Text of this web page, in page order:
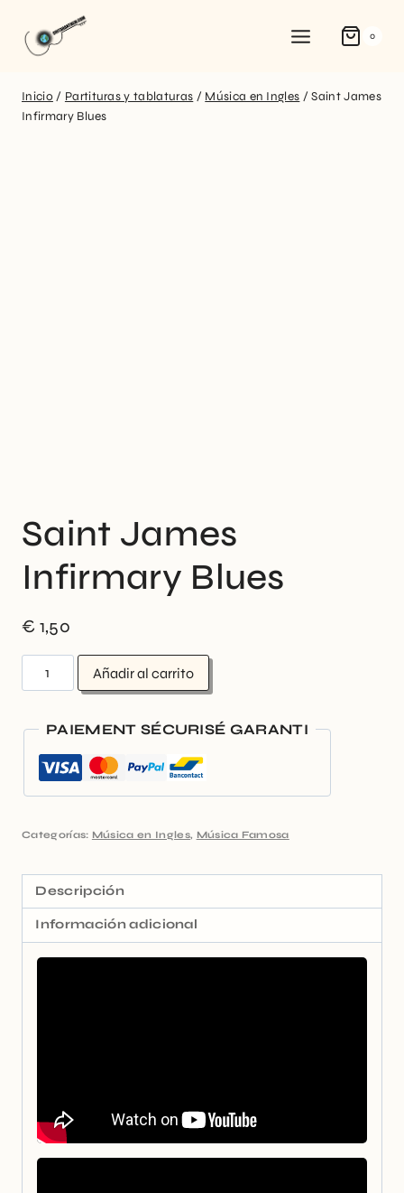
0
Inicio / Partituras y tablaturas / Música en Ingles / Saint James
Infirmary Blues
Saint James
Infirmary Blues
€ 1,50
Añadir al carrito
PAIEMENT SÉCURISÉ GARANTI
Categorías: Música en Ingles, Música Famosa
Descripción
Información adicional